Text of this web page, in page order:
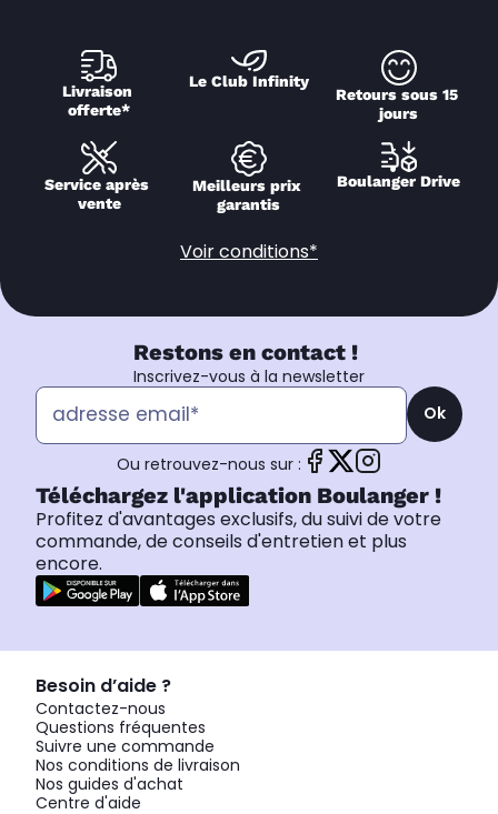
Livraison
offerte*
Le Club Infinity
Retours sous 15
jours
Service après
vente
Meilleurs prix
garantis
Boulanger Drive
Voir conditions*
Restons en contact !
Inscrivez-vous à la newsletter
Ok
Ou retrouvez-nous sur :
Téléchargez l'application Boulanger !
Profitez d'avantages exclusifs, du suivi de votre
commande, de conseils d'entretien et plus
encore.
Besoin d’aide ?
Contactez-nous
Questions fréquentes
Suivre une commande
Nos conditions de livraison
Nos guides d'achat
Centre d'aide